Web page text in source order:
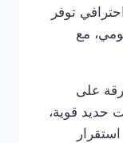
توفر
مع
على
حديد قوية،